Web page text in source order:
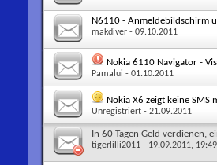
N6110 - Anmeldebildschirm
makdiver - 09.10.2011
Nokia 6110 Navigator -
Pamalui - 01.10.2011
Nokia X6 zeigt keine SMS
Unregistriert - 21.09.2011
In 60 Tagen Geld verdienen,
tigerlilli2011 - 19.09.2011,